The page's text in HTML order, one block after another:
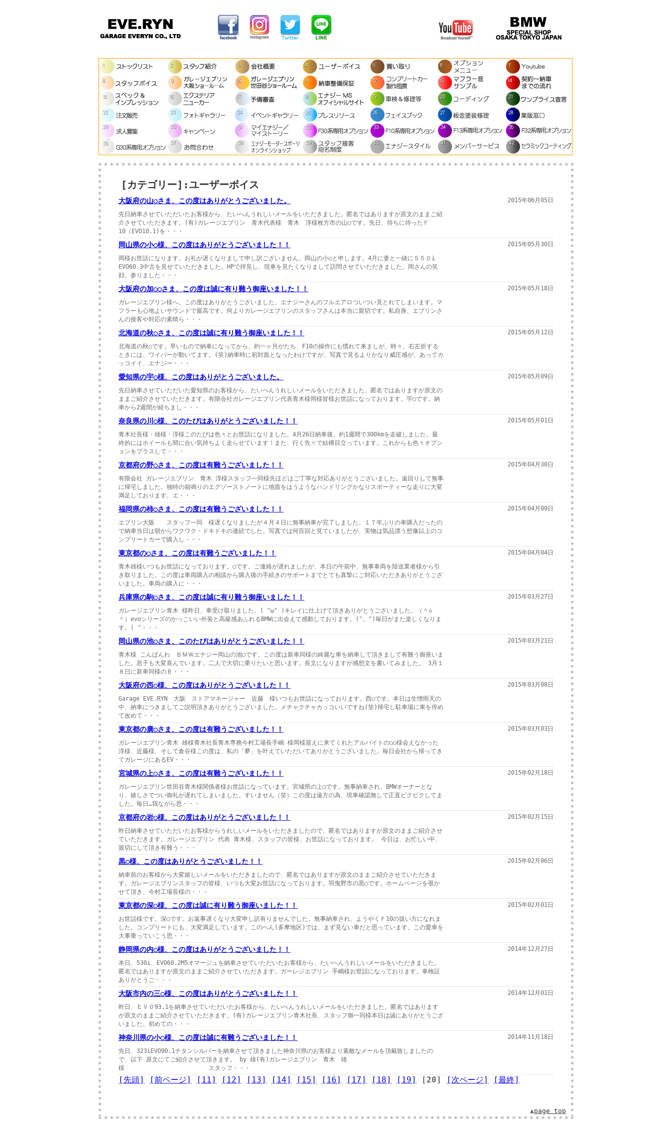
[カテゴリー]:ユーザーボイス
大阪府の山○さま、この度はありがとうございました。
先日納車させていただいたお客様から、たいへんうれしいメールをいただきました。匿名ではありますが原文のままご紹
介させていただきます。(有)ガレージエブリン 青木代表様 青木 淳様枚方市の山○です。先日、待ちに待ったＦ
10（EVO10.1)を・・・
2015年06月05日
岡山県の小○様、この度はありがとうございました！！
岡様お世話になります。お礼が遅くなりまして申し訳ございません。岡山の小○と申します。4月に妻と一緒に５５０i
EVO60.3中古を見せていただきました。HPで拝見し、現車を見たくなりまして訪問させていただきました。岡さんの笑
顔、参りました・・・
2015年05月30日
大阪府の加○○さま、この度は誠に有り難う御座いました！！
ガレージエブリン様へ。この度はありがとうございました。エナジーさんのフルエアロついつい見とれてしまいます。マ
フラーも心地よいサウンドで最高です。何よりガレージエブリンのスタッフさんは本当に親切です。私自身、エブリンさ
んの接客や対応の素晴ら・・・
2015年05月18日
北海道の秋○さま、この度は誠に有り難う御座いました！！
北海道の秋○です。早いもので納車になってから、約一ヶ月がたち、F10の操作にも慣れて来ましが、時々、右左折する
ときには、ワイパーが動いてます。(笑)納車時に初対面となったわけですが、写真で見るよりかなり威圧感が、あってカ
ッコイイ、エナジー・・・
2015年05月12日
愛知県の宇○様、この度はありがとうございました。
先日納車させていただいた愛知県のお客様から、たいへんうれしいメールをいただきました。匿名ではありますが原文の
ままご紹介させていただきます。有限会社ガレージエブリン代表青木様岡様皆様お世話になっております。宇○です。納
車から2週間が経ちまし・・・
2015年05月09日
奈良県の川○様、このたびはありがとうございました！！
青木社長様・雄様・淳様このたびは色々とお世話になりました。4月26日納車後、約1週間で300kmを走破しました。最
終的にはホイールも間に合い気持ちよく走らせています！また、行く先々で結構目立っています。これからも色々オプシ
ョンをプラスして・・・
2015年05月01日
京都府の野○さま、この度は有難うございました！！
有限会社 ガレージエブリン 青木 淳様スタッフ一同様先ほどはご丁寧な対応ありがとうございました。遠回りして無事
に帰宅しました。独特の箱鳴りのエグゾーストノートに地面をはうようなハンドリングかなりスポーティーな走りに大変
満足しております。エ・・・
2015年04月30日
福岡県の柿○さま、この度は有難うございました！！
エブリン大阪 スタッフ一同 様遅くなりましたが４月４日に無事納車が完了しました。１７年ぶりの車購入だったの
で納車当日は朝からワクワク・ドキドキの連続でした。写真では何百回と見ていましたが、実物は気品漂う想像以上のコ
ンプリートカーで購入し・・・
2015年04月09日
東京都の○さま、この度は有難うございました！！
青木雄様いつもお世話になっております。○です。ご連絡が遅れましたが、本日の午前中、無事車両を陸送業者様から引
き取りました。この度は車両購入の相談から購入後の手続きのサポートまでとても真摯にご対応いただきありがとうござ
いました。車両の購入に・・・
2015年04月04日
兵庫県の駒○さま、この度は誠に有り難う御座いました！！
ガレージエブリン青木 様昨日、車受け取りました。( ^ω^ )キレイに仕上げて頂きありがとうございました。（＾◇
＾）evoシリーズのかっこいい外装と高級感あふれるBMWに出会えて感動しております。(^。^)毎日がまた楽しくなりま
す。( ^・・・
2015年03月27日
岡山県の池○さま、このたびはありがとうございました！！
青木様 こんばんわ ＢＭＷエナジー岡山の池○です。この度は新車同様の綺麗な車を納車して頂きまして有難う御座いま
した。息子も大変喜んでいます。二人で大切に乗りたいと思います。長文になりますが感想文を書いてみました。 3月１
８日に新車同様のＢ・・・
2015年03月21日
大阪府の西○様、この度はありがとうございました！！
Garage EVE.RYN 大阪 ストアマネージャー 近藤 様いつもお世話になっております。西○です。本日は生憎雨天の
中、納車につきましてご説明頂きありがとうございました。メチャクチャカッコいいですね(笑)帰宅し駐車場に車を停め
て改めて・・・
2015年03月08日
東京都の廣○さま、この度は有難うございました！！
ガレージエブリン青木 雄様青木社長青木専務今村工場長手嶋 様岡様迎えに来てくれたアルバイトの○○様会えなかった
淳様、近藤様、そして倉谷様この度は、私の「夢」を叶えていただいてありがとうございました。毎日会社から帰ってき
てガレージにあるEV・・・
2015年03月03日
宮城県の上○さま、この度は有難うございました！！
ガレージエブリン世田谷青木様関係者様お世話になっています。宮城県の上○です。無事納車され、BMWオーナーとな
り、嬉しさでつい御礼が遅れてしまいました。すいません（笑）この度は遠方の為、現車確認無しで正直ビクビクしてま
した。毎日…我ながら思・・・
2015年02月18日
京都府の岩○様、この度はありがとうございました！！
昨日納車させていただいたお客様からうれしいメールをいただきましたので、匿名ではありますが原文のままご紹介させ
ていただきます。ガレージエブリン 代表 青木様、スタッフの皆様、お世話になっております。 今日は、お忙しい中、
親切にして頂き有難う・・・
2015年02月15日
黒○様、この度はありがとうございました！！
納車前のお客様から大変嬉しいメールをいただきましたので、匿名ではありますが原文のままご紹介させていただきま
す。ガレージエブリンスタッフの皆様、いつも大変お世話になっております。羽曳野市の黒○です。ホームページを覗か
せて頂き、今村工場長様の・・・
2015年02月06日
東京都の深○様、この度は誠に有り難う御座いました！！
お世話様です。深○です。お返事遅くなり大変申し訳有りませんでした。無事納車され、ようやくＦ10の扱い方になれま
した。コンプリートにも、大変満足しています。このへん(多摩地区)では、まず見ない車だと思っています。この愛車を
大事乗っていこう思・・・
2015年02月01日
静岡県の内○様、この度はありがとうございました！！
本日、530i、EVO60.2M5オマージュを納車させていただいたお客様から、たいへんうれしいメールをいただきました。
匿名ではありますが原文のままご紹介させていただきます。ガーレジエブリン 手嶋様お世話になっております。車検証
ありがとうご・・・
2014年12月27日
大阪市内の三○様、この度はありがとうございました！！
昨日、ＥＶＯ93.1を納車させていただいたお客様から、たいへんうれしいメールをいただきました。匿名ではあります
が原文のままご紹介させていただきます。(有)ガレージエブリン青木社長、スタッフ御一同様本日は誠にありがとうござ
いました。初めての・・・
2014年12月01日
神奈川県の小○様、この度は誠に有難うございました！！
先日、323iEVO90.1チタンシルバーを納車させて頂きました神奈川県のお客様より素敵なメールを頂戴致しましたの
で、以下 原文にてご紹介させて頂きます。 by 雄(有)ガレージエブリン 青木 雄
様 スタッフ・・・
2014年11月18日
[先頭] [前ページ] [11] [12] [13] [14] [15] [16] [17] [18] [19] [20] [次ページ] [最終]
▲page top